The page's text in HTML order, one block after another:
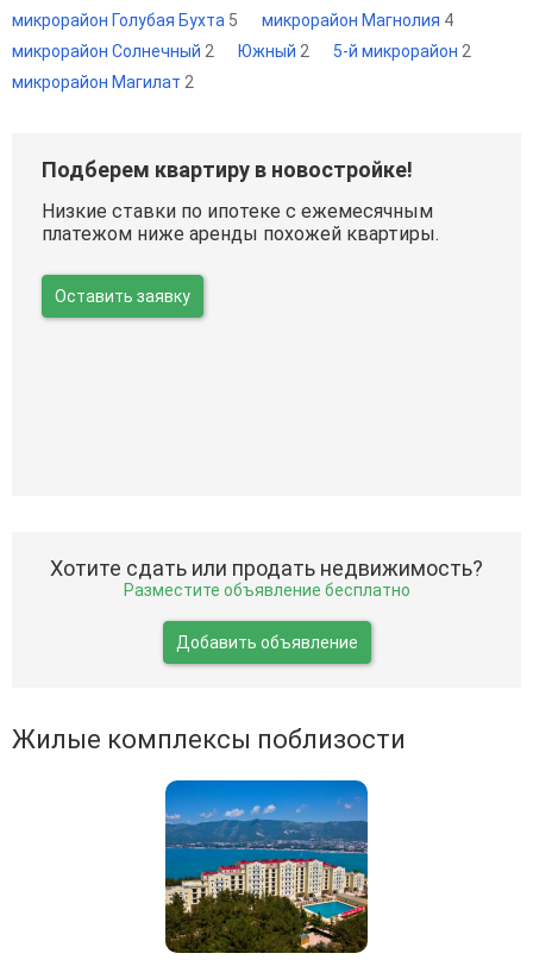
микрорайон Голубая Бухта 5 микрорайон Магнолия 4
микрорайон Солнечный 2 Южный 2 5-й микрорайон 2
микрорайон Магилат 2
Подберем квартиру в новостройке!
Низкие ставки по ипотеке с ежемесячным
платежом ниже аренды похожей квартиры.
Оставить заявку
Хотите сдать или продать недвижимость?
Разместите объявление бесплатно
Добавить объявление
Жилые комплексы поблизости